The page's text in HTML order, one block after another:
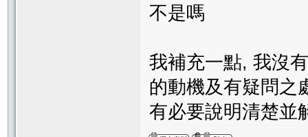
不是嗎
我補充一點, 我沒
的動機及有疑問之
有必要說明清楚並